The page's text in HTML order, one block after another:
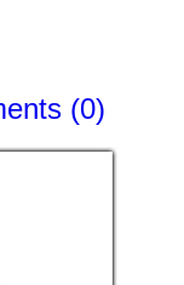
(0)